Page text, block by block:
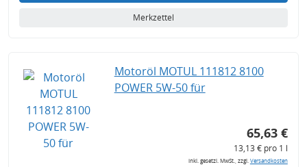
Merkzettel
Motoröl MOTUL 111812 8100
POWER 5W-50 für
65,63 €
13,13 € pro 1 l
inkl. gesetzl. MwSt., zzgl.Versandkosten